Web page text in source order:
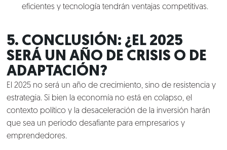
eficientes y tecnología tendrán ventajas competitivas.
5. CONCLUSIÓN: ¿EL 2025
SERÁ UN AÑO DE CRISIS O DE
ADAPTACIÓN?
El 2025 no será un año de crecimiento, sino de resistencia y
estrategia. Si bien la economía no está en colapso, el
contexto político y la desaceleración de la inversión harán
que sea un periodo desafiante para empresarios y
emprendedores.